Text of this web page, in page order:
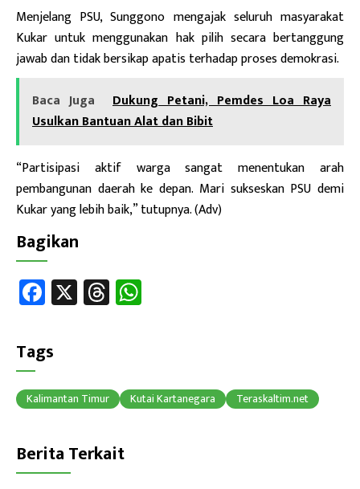
Menjelang PSU, Sunggono mengajak seluruh masyarakat
Kukar untuk menggunakan hak pilih secara bertanggung
jawab dan tidak bersikap apatis terhadap proses demokrasi.
Baca Juga
Dukung Petani, Pemdes Loa Raya
Usulkan Bantuan Alat dan Bibit
“Partisipasi aktif warga sangat menentukan arah
pembangunan daerah ke depan. Mari sukseskan PSU demi
Kukar yang lebih baik,” tutupnya. (Adv)
Bagikan
Fa
ce
b
o
ok
X T
hr
p
p
Tags
Kalimantan Timur Kutai Kartanegara Teraskaltim.net
Berita Terkait